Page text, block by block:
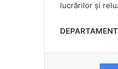
lucrărilor și